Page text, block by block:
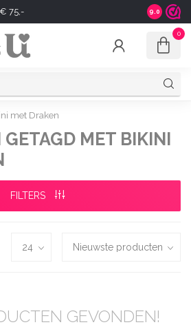
75,- Shipping
9.0
0
met Draken
MET BIKINI
FILTERS
GEVONDEN!